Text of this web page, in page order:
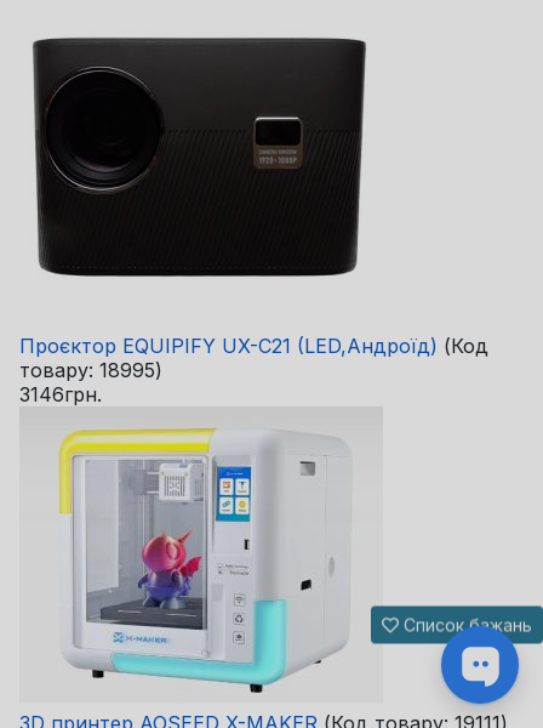
Проєктор EQUIPIFY UX-C21 (LED,Андроїд) (Код
товару: 18995)
3146грн.
3D принтер AOSEED X-MAKER (Код товару: 19111)
Список бажань